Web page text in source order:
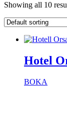
Showing all 10
Hotel
BOKA